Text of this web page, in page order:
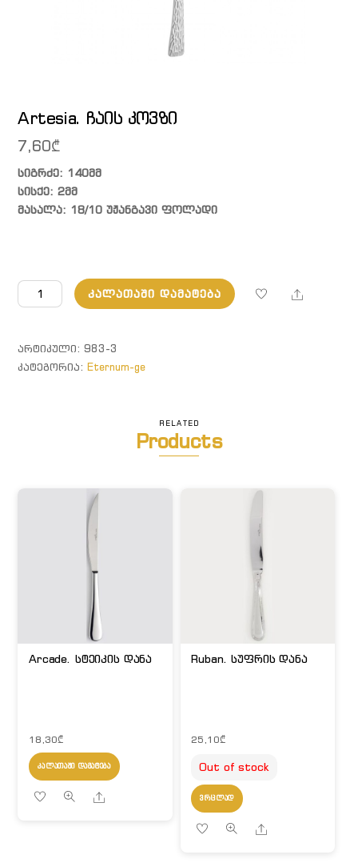
Artesia. ჩაის კოვზი
7,60₾
სიგრძე: 140მმ
სისქე: 2მმ
მასალა: 18/10 უჟანგავი ფოლადი
რაოდენობა:
Artesia.
კოვზი
ᲙᲐᲚᲐᲗᲐᲨᲘ ᲓᲐᲛᲐᲢᲔᲑᲐ Share
ᲐᲠᲢᲘᲙᲣᲚᲘ:983-3
ᲙᲐᲢᲔᲒᲝᲠᲘᲐ:Eternum-ge
RELATED
Products
Arcade. სტეიკის დანა
18,30₾
ᲙᲐᲚᲐᲗᲐᲨᲘ ᲓᲐᲛᲐᲢᲔᲑᲐ
Share
Ruban. სუფრის დანა
25,10₾
Out of stock
ᲕᲠᲪᲚᲐᲓ
Share